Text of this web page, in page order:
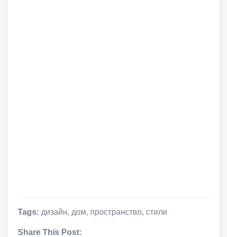
Tags: дизайн, дом, пространство, стили
Share This Post: